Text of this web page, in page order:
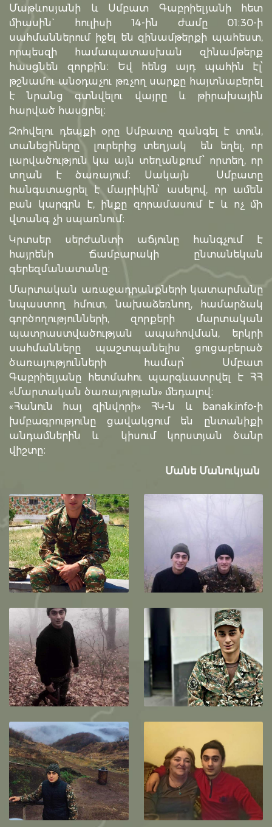
Մաթևոսյանի և Սմբատ Գաբրիելյանի հետ
միասին` հուլիսի 14-ին ժամը 01։30-ի
սահմաններում իջել են զինամթերքի պահեստ,
որպեսզի համապատասխան զինամթերք
հասցնեն զորքին։ Եվ հենց այդ պահին էլ՝
թշնամու անօդաչու թռչող սարքը հայտնաբերել
է նրանց գտնվելու վայրը և թիրախային
հարված հասցրել։
Զոհվելու դեպքի օրը Սմբատը զանգել է տուն,
տանեցիները լուրերից տեղյակ են եղել, որ
լարվածություն կա այն տեղանքում՝ որտեղ, որ
տղան է ծառայում։ Սակայն Սմբատը
հանգստացրել է մայրիկին՝ ասելով, որ ամեն
բան կարգրն է, ինքը զորամասում է և ոչ մի
վտանգ չի սպառնում։
Կրտսեր սերժանտի աճյունը հանգչում է
հայրենի Ճամբարակի ընտանեկան
գերեզմանատանը։
Մարտական առաջադրանքների կատարմանը
նպաստող հմուտ, նախաձեռնող, համարձակ
գործողությունների, զորքերի մարտական
պատրաստվածության ապահովման, երկրի
սահմանները պաշտպանելիս ցուցաբերած
ծառայությունների համար՝ Սմբատ
Գաբրիելյանը հետմահու պարգևատրվել է ՀՀ
«Մարտական ծառայության» մեդալով։
«Հանուն հայ զինվորի» ՀԿ-ն և banak.info-ի
խմբագրությունը ցավակցում են ընտանիքի
անդամներին և կիսում կորստյան ծանր
վիշտը։
Մանե Մանուկյան